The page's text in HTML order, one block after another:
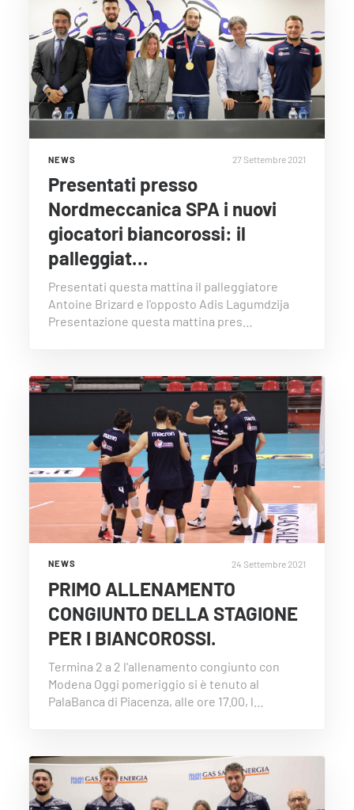
NEWS 27 Settembre 2021
Presentati presso
Nordmeccanica SPA i nuovi
giocatori biancorossi: il
palleggiat…
Presentati questa mattina il palleggiatore
Antoine Brizard e l'opposto Adis Lagumdzija
Presentazione questa mattina pres…
NEWS 24 Settembre 2021
PRIMO ALLENAMENTO
CONGIUNTO DELLA STAGIONE
PER I BIANCOROSSI.
Termina 2 a 2 l'allenamento congiunto con
Modena Oggi pomeriggio si è tenuto al
PalaBanca di Piacenza, alle ore 17.00, l…